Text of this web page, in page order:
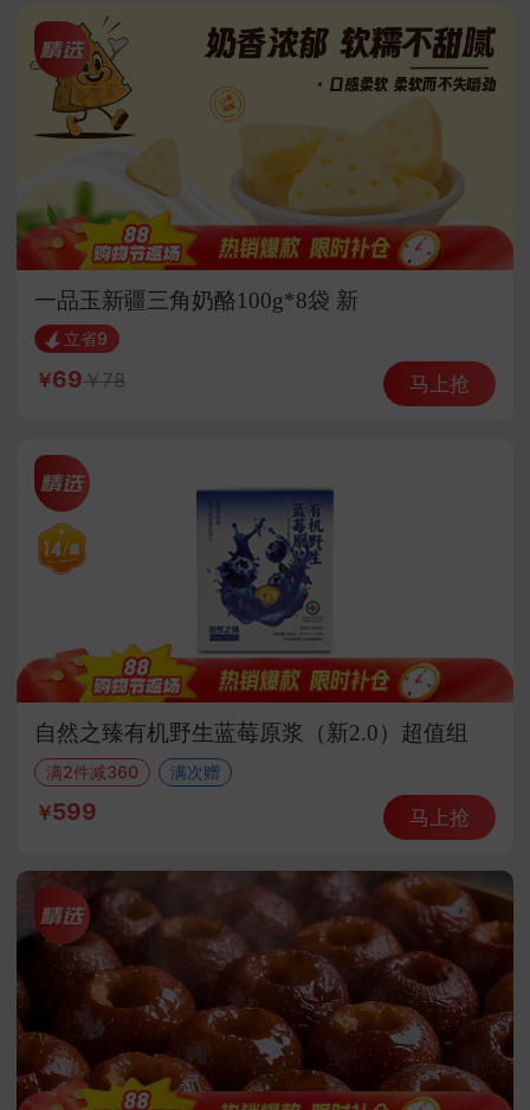
一品玉新疆三角奶酪100g*8袋 新
立省9
69 78 马上抢
自然之臻有机野生蓝莓原浆（新2.0）超值组
满2件减360 满次赠
599 马上抢